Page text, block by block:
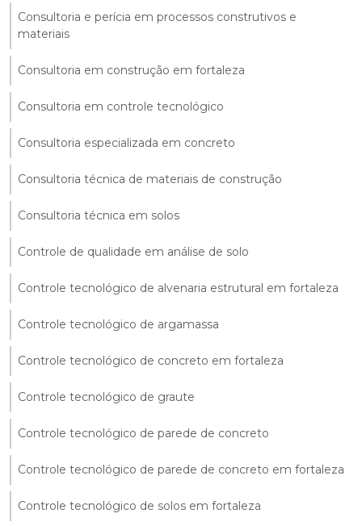
Consultoria e perícia em processos construtivos e
materiais
Consultoria em construção em fortaleza
Consultoria em controle tecnológico
Consultoria especializada em concreto
Consultoria técnica de materiais de construção
Consultoria técnica em solos
Controle de qualidade em análise de solo
Controle tecnológico de alvenaria estrutural em fortaleza
Controle tecnológico de argamassa
Controle tecnológico de concreto em fortaleza
Controle tecnológico de graute
Controle tecnológico de parede de concreto
Controle tecnológico de parede de concreto em fortaleza
Controle tecnológico de solos em fortaleza